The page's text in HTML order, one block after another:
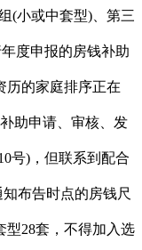
(小或中套型)、第三
度申报的房钱补助
历的家庭排序正在
助申请、审核、发
号)，但联系到配合
布告时点的房钱尺
型28套，不得加入选